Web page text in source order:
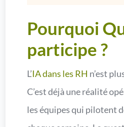
Pourquoi
participe ?
L’IA dans les RH n’est
C’est déjà une réalité
les équipes qui pilotent